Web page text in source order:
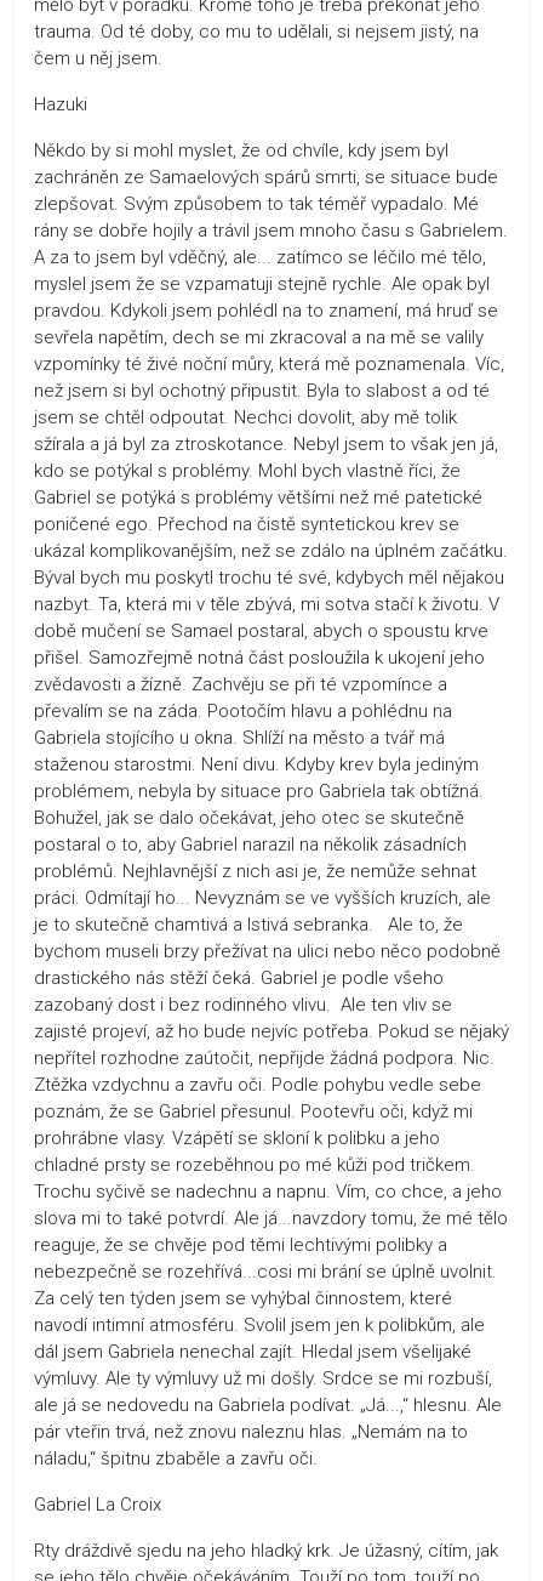
mělo být v pořádku. Kromě toho je třeba překonat jeho
trauma. Od té doby, co mu to udělali, si nejsem jistý, na
čem u něj jsem.
Hazuki
Někdo by si mohl myslet, že od chvíle, kdy jsem byl
zachráněn ze Samaelových spárů smrti, se situace bude
zlepšovat. Svým způsobem to tak téměř vypadalo. Mé
rány se dobře hojily a trávil jsem mnoho času s Gabrielem.
A za to jsem byl vděčný, ale... zatímco se léčilo mé tělo,
myslel jsem že se vzpamatuji stejně rychle. Ale opak byl
pravdou. Kdykoli jsem pohlédl na to znamení, má hruď se
sevřela napětím, dech se mi zkracoval a na mě se valily
vzpomínky té živé noční můry, která mě poznamenala. Víc,
než jsem si byl ochotný připustit. Byla to slabost a od té
jsem se chtěl odpoutat. Nechci dovolit, aby mě tolik
sžírala a já byl za ztroskotance. Nebyl jsem to však jen já,
kdo se potýkal s problémy. Mohl bych vlastně říci, že
Gabriel se potýká s problémy většími než mé patetické
poničené ego. Přechod na čistě syntetickou krev se
ukázal komplikovanějším, než se zdálo na úplném začátku.
Býval bych mu poskytl trochu té své, kdybych měl nějakou
nazbyt. Ta, která mi v těle zbývá, mi sotva stačí k životu. V
době mučení se Samael postaral, abych o spoustu krve
přišel. Samozřejmě notná část posloužila k ukojení jeho
zvědavosti a žízně. Zachvěju se při té vzpomínce a
převalím se na záda. Pootočím hlavu a pohlédnu na
Gabriela stojícího u okna. Shlíží na město a tvář má
staženou starostmi. Není divu. Kdyby krev byla jediným
problémem, nebyla by situace pro Gabriela tak obtížná.
Bohužel, jak se dalo očekávat, jeho otec se skutečně
postaral o to, aby Gabriel narazil na několik zásadních
problémů. Nejhlavnější z nich asi je, že nemůže sehnat
práci. Odmítají ho... Nevyznám se ve vyšších kruzích, ale
je to skutečně chamtivá a lstivá sebranka. Ale to, že
bychom museli brzy přežívat na ulici nebo něco podobně
drastického nás stěží čeká. Gabriel je podle všeho
zazobaný dost i bez rodinného vlivu. Ale ten vliv se
zajisté projeví, až ho bude nejvíc potřeba. Pokud se nějaký
nepřítel rozhodne zaútočit, nepřijde žádná podpora. Nic.
Ztěžka vzdychnu a zavřu oči. Podle pohybu vedle sebe
poznám, že se Gabriel přesunul. Pootevřu oči, když mi
prohrábne vlasy. Vzápětí se skloní k polibku a jeho
chladné prsty se rozeběhnou po mé kůži pod tričkem.
Trochu syčivě se nadechnu a napnu. Vím, co chce, a jeho
slova mi to také potvrdí. Ale já...navzdory tomu, že mé tělo
reaguje, že se chvěje pod těmi lechtivými polibky a
nebezpečně se rozehřívá...cosi mi brání se úplně uvolnit.
Za celý ten týden jsem se vyhýbal činnostem, které
navodí intimní atmosféru. Svolil jsem jen k polibkům, ale
dál jsem Gabriela nenechal zajít. Hledal jsem všelijaké
výmluvy. Ale ty výmluvy už mi došly. Srdce se mi rozbuší,
ale já se nedovedu na Gabriela podívat. „Já...,“ hlesnu. Ale
pár vteřin trvá, než znovu naleznu hlas. „Nemám na to
náladu,“ špitnu zbaběle a zavřu oči.
Gabriel La Croix
Rty dráždivě sjedu na jeho hladký krk. Je úžasný, cítím, jak